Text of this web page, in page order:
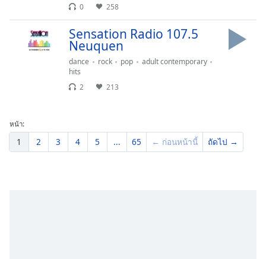
0 258
Sensation Radio 107.5
Neuquen
dance rock pop
adult contemporary
hits
2
213
หน้า:
1 2 3 4 5 ... 65 ← ก่อนหน้านี้ ถัดไป →